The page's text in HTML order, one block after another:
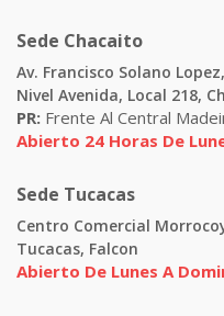
Sede Chacaito
Av. Francisco Solano
Nivel Avenida, Local 218,
PR: Frente Al Central
Abierto 24 Horas De
Sede Tucacas
Centro Comercial
Tucacas, Falcon
Abierto De Lunes A